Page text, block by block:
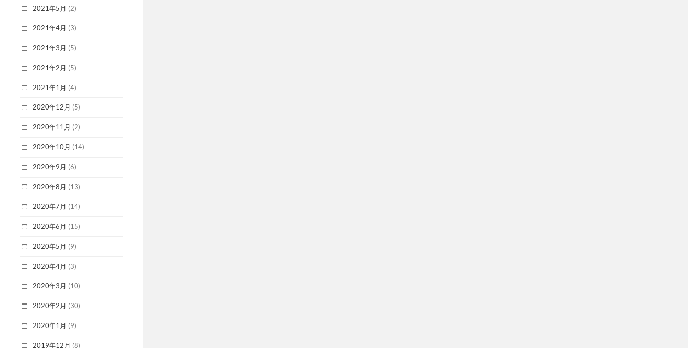
2021年5月 (2)
2021年4月 (3)
2021年3月 (5)
2021年2月 (5)
2021年1月 (4)
2020年12月 (5)
2020年11月 (2)
2020年10月 (14)
2020年9月 (6)
2020年8月 (13)
2020年7月 (14)
2020年6月 (15)
2020年5月 (9)
2020年4月 (3)
2020年3月 (10)
2020年2月 (30)
2020年1月 (9)
2019年12月 (8)